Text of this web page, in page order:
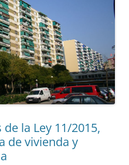
la Ley 11/2015,
de vivienda y